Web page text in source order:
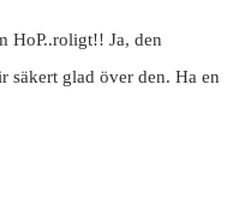
HoP..roligt!! Ja, den
säkert glad över den. Ha en